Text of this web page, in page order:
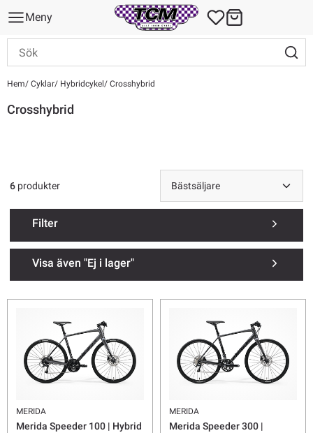
Meny
Hem Cyklar Hybridcykel Crosshybrid
Crosshybrid
Filter
Visa även "Ej i lager"
6 produkter
MERIDA
Merida Speeder 100 | Hybrid
MERIDA
Merida Speeder 300 |